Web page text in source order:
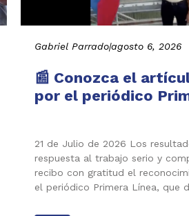
Gabriel Parrado|agosto 6, 2026
📰 Conozca el
por el periódico
21 de Julio de 2026 Los
respuesta al trabajo serio y
recibo con gratitud el
el periódico Primera Línea, que